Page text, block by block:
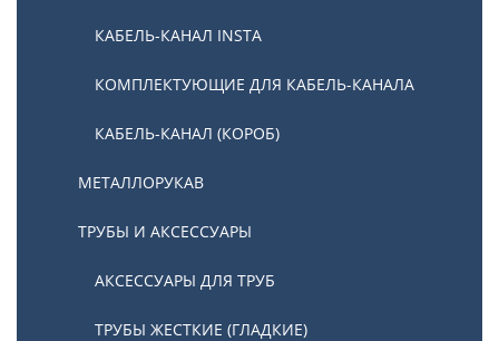
КАБЕЛЬ-КАНАЛ INSTA
КОМПЛЕКТУЮЩИЕ ДЛЯ КАБЕЛЬ-КАНАЛА
КАБЕЛЬ-КАНАЛ (КОРОБ)
МЕТАЛЛОРУКАВ
ТРУБЫ И АКСЕССУАРЫ
АКСЕССУАРЫ ДЛЯ ТРУБ
ТРУБЫ ЖЕСТКИЕ (ГЛАДКИЕ)